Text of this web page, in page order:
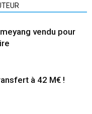
vendu pour
à 42 M€ !